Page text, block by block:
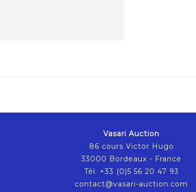
Vasari Auction
86 cours Victor Hugo
33000 Bordeaux - France
Tél. +33 (0)5 56 20 47 93
contact@vasari-auction.com